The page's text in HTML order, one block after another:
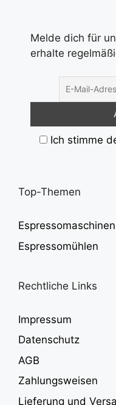
Melde dich für
erhalte
Ich stimme
Top-Themen
Espressomaschinen
Espressomühlen
Rechtliche Links
Impressum
Datenschutz
AGB
Zahlungsweisen
Lieferung und